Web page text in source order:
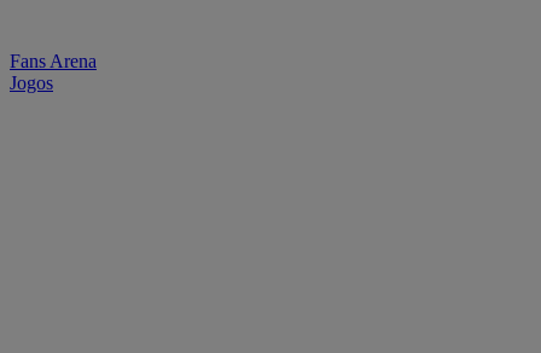
Fans Arena
Jogos